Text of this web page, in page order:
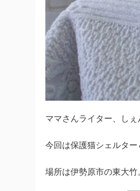
ママさんライター、しぇ
今回は保護猫シェルター
場所は伊勢原市の東大竹